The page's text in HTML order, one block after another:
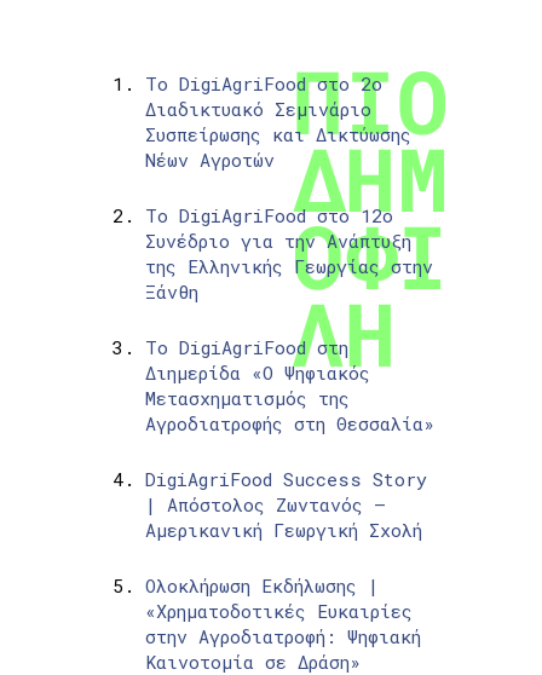
Το DigiAgriFood στο 2ο
Διαδικτυακό Σεμινάριο
Συσπείρωσης και Δικτύωσης
Νέων Αγροτών
Το DigiAgriFood στο 12ο
Συνέδριο για την Ανάπτυξη
της Ελληνικής Γεωργίας στην
Ξάνθη
Το DigiAgriFood στη
Διημερίδα «Ο Ψηφιακός
Μετασχηματισμός της
Αγροδιατροφής στη Θεσσαλία»
DigiAgriFood Success Story
| Απόστολος Ζωντανός –
Αμερικανική Γεωργική Σχολή
Ολοκλήρωση Εκδήλωσης |
«Χρηματοδοτικές Ευκαιρίες
στην Αγροδιατροφή: Ψηφιακή
Καινοτομία σε Δράση»